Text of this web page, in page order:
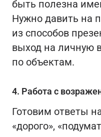
быть полезна
Нужно давить на
из способов
выход на личную
по объектам.
4. Работа с
Готовим ответы
«дорого»,